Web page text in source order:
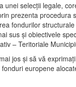
unei selecții legale,
prezenta procedura
fondurilor
sus și obiectivele
– Teritoriale
jos și să vă
europene